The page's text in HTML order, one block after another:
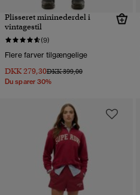
Plisseret mininederdel i
vintagestil
(9)
Flere farver tilgængelige
DKK 279,30Pris nedsat fra
DKK 399,00til
Du sparer 30%